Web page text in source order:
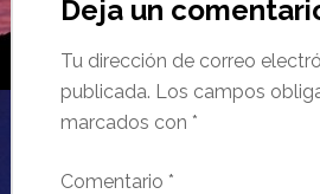
Deja un
Tu dirección de correo
publicada. Los campos
marcados con *
Comentario *